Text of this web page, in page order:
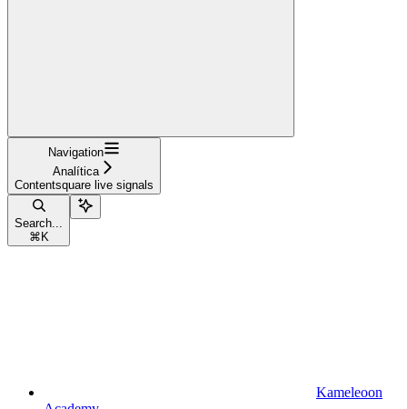
Navigation
Analítica
Contentsquare live signals
Search...
⌘ K
Kameleoon